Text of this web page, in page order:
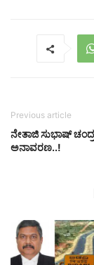
Previous article
ನೇತಾಜಿ ಸುಭಾಷ್
ಅನಾವರಣ..!